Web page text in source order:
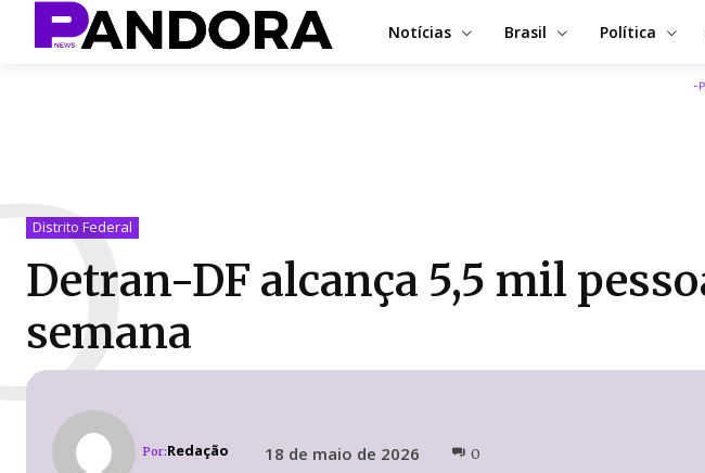
Notícias Brasil Política
-
Distrito Federal
Detran-DF alcança 5,5 mil
semana
Por:Redação 18 de maio de 2026 0